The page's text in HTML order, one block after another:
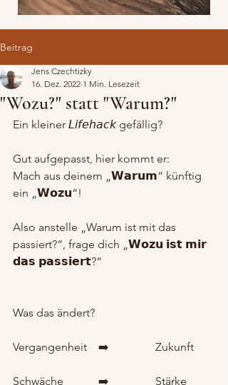
Beitrag
"Wozu?" statt "Warum?"
Jens Czechtizky
16. Dez. 2022 1 Min. Lesezeit
Ein kleiner 𝘓𝘪𝘧𝘦𝘩𝘢𝘤𝘬 gefällig?
Gut aufgepasst, hier kommt er:
Mach aus deinem „𝗪𝗮𝗿𝘂𝗺“ künftig
ein „𝗪𝗼𝘇𝘂“!
Also anstelle „Warum ist mit das
passiert?“, frage dich „𝗪𝗼𝘇𝘂 𝗶𝘀𝘁 𝗺𝗶𝗿
𝗱𝗮𝘀 𝗽𝗮𝘀𝘀𝗶𝗲𝗿𝘁?“
Was das ändert?
Vergangenheit 	➡️ 		Zukunft
Schwäche 		➡️ 		Stärke